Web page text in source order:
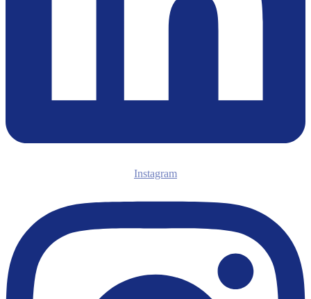
Instagram